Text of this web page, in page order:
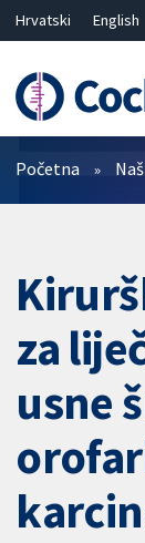
Hrvatski English
繁體中文
简体
Prečistači
Početna
za
usne